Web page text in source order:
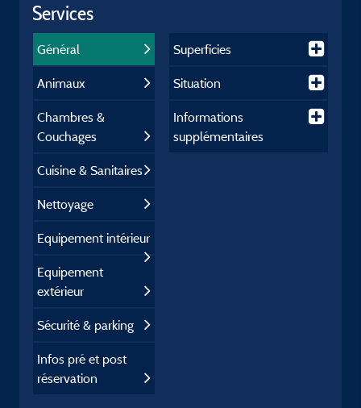
Services
Général
Animaux
Chambres &
Couchages
Cuisine & Sanitaires
Nettoyage
Equipement intérieur
Equipement
extérieur
Sécurité & parking
Infos pré et post
réservation
Superficies
Situation
Informations
supplémentaires